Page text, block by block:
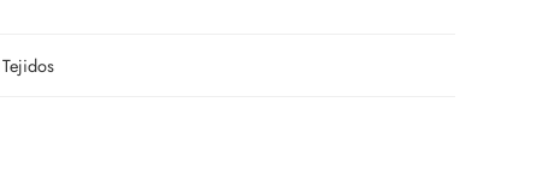
Tejidos